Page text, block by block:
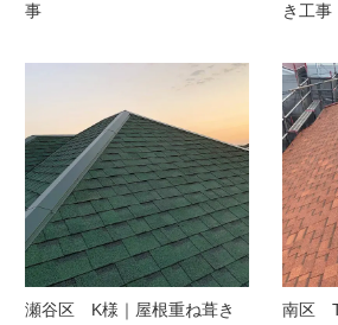
事
き工事
瀬谷区 K様｜屋根重ね葺き
南区 T